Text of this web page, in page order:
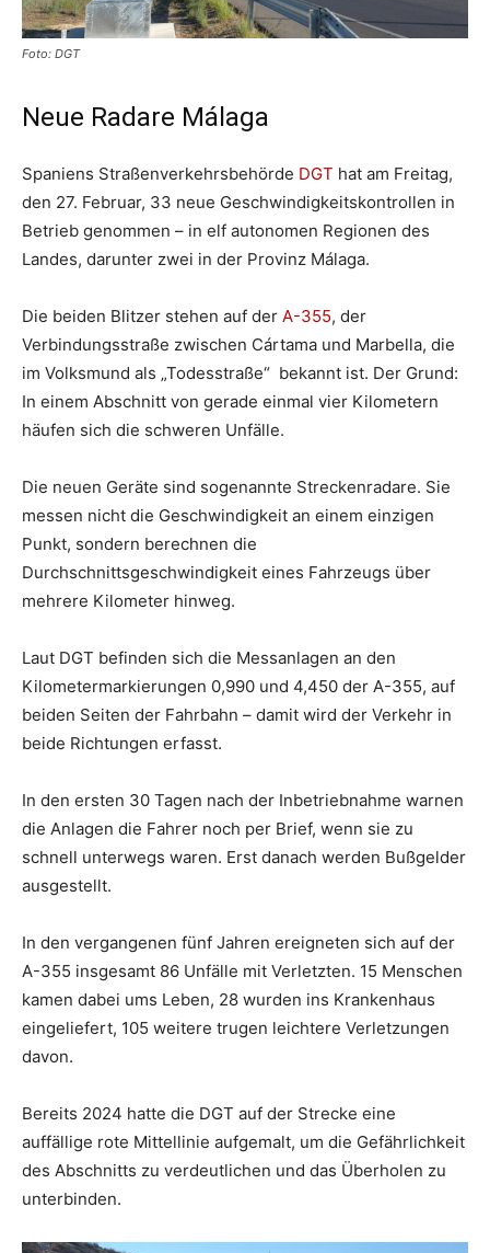
Foto: DGT
Neue Radare Málaga
Spaniens Straßenverkehrsbehörde DGT hat am Freitag,
den 27. Februar, 33 neue Geschwindigkeitskontrollen in
Betrieb genommen – in elf autonomen Regionen des
Landes, darunter zwei in der Provinz Málaga.
Die beiden Blitzer stehen auf der A-355, der
Verbindungsstraße zwischen Cártama und Marbella, die
im Volksmund als „Todesstraße“ bekannt ist. Der Grund:
In einem Abschnitt von gerade einmal vier Kilometern
häufen sich die schweren Unfälle.
Die neuen Geräte sind sogenannte Streckenradare. Sie
messen nicht die Geschwindigkeit an einem einzigen
Punkt, sondern berechnen die
Durchschnittsgeschwindigkeit eines Fahrzeugs über
mehrere Kilometer hinweg.
Laut DGT befinden sich die Messanlagen an den
Kilometermarkierungen 0,990 und 4,450 der A-355, auf
beiden Seiten der Fahrbahn – damit wird der Verkehr in
beide Richtungen erfasst.
In den ersten 30 Tagen nach der Inbetriebnahme warnen
die Anlagen die Fahrer noch per Brief, wenn sie zu
schnell unterwegs waren. Erst danach werden Bußgelder
ausgestellt.
In den vergangenen fünf Jahren ereigneten sich auf der
A-355 insgesamt 86 Unfälle mit Verletzten. 15 Menschen
kamen dabei ums Leben, 28 wurden ins Krankenhaus
eingeliefert, 105 weitere trugen leichtere Verletzungen
davon.
Bereits 2024 hatte die DGT auf der Strecke eine
auffällige rote Mittellinie aufgemalt, um die Gefährlichkeit
des Abschnitts zu verdeutlichen und das Überholen zu
unterbinden.